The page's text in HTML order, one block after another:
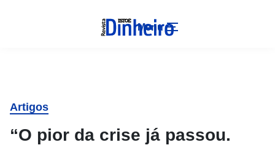
Menu
Artigos
“O pior da crise já passou.